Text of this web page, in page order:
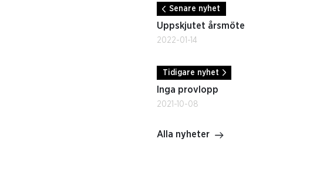
Senare nyhet
Uppskjutet årsmöte
2022-01-14
Tidigare nyhet
Inga provlopp
2021-10-08
Alla nyheter